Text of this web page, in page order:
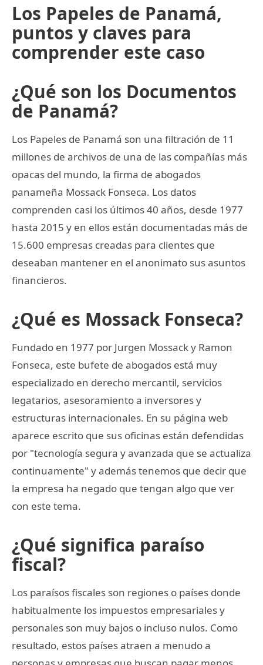
Los Papeles de Panamá,
puntos y claves para
comprender este caso
¿Qué son los Documentos
de Panamá?
Los Papeles de Panamá son una filtración de 11
millones de archivos de una de las compañías más
opacas del mundo, la firma de abogados
panameña Mossack Fonseca. Los datos
comprenden casi los últimos 40 años, desde 1977
hasta 2015 y en ellos están documentadas más de
15.600 empresas creadas para clientes que
deseaban mantener en el anonimato sus asuntos
financieros.
¿Qué es Mossack Fonseca?
Fundado en 1977 por Jurgen Mossack y Ramon
Fonseca, este bufete de abogados está muy
especializado en derecho mercantil, servicios
legatarios, asesoramiento a inversores y
estructuras internacionales. En su página web
aparece escrito que sus oficinas están defendidas
por "tecnología segura y avanzada que se actualiza
continuamente" y además tenemos que decir que
la empresa ha negado que tengan algo que ver
con este tema.
¿Qué significa paraíso
fiscal?
Los paraísos fiscales son regiones o países donde
habitualmente los impuestos empresariales y
personales son muy bajos o incluso nulos. Como
resultado, estos países atraen a menudo a